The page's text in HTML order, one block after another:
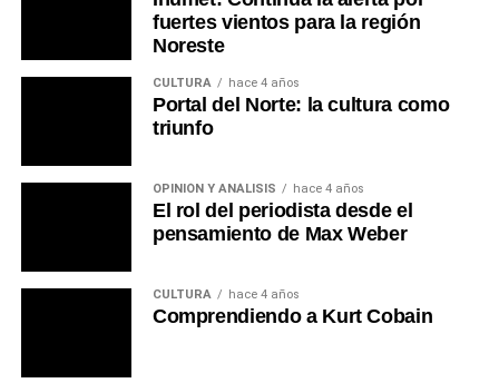
fuertes vientos para la región
Noreste
CULTURA hace 4 años
Portal del Norte: la cultura como
triunfo
OPINIÓN Y ANÁLISIS hace 4 años
El rol del periodista desde el
pensamiento de Max Weber
CULTURA hace 4 años
Comprendiendo a Kurt Cobain